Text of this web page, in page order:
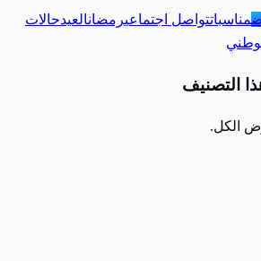
مناسباتتواصل اجتماعيرمضانالعيدحالات
التصنيف
الكل.